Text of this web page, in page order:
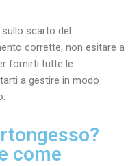
scarto del
corrette, non esitare a
fornirti tutte le
a gestire in modo
come